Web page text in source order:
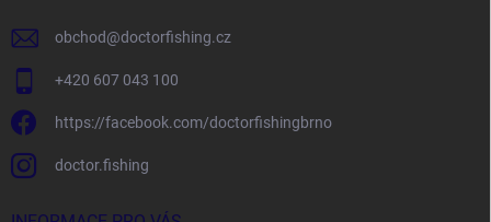
obchod@doctorfishing.cz
+420 607 043 100
https://facebook.com/doctorfishingbrno
doctor.fishing